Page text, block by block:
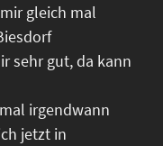
gleich mal
sehr gut, da kann
irgendwann
jetzt in